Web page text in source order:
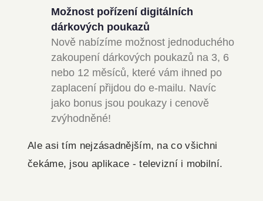
Možnost pořízení digitálních
dárkových poukazů
Nově nabízíme možnost jednoduchého
zakoupení dárkových poukazů na 3, 6
nebo 12 měsíců, které vám ihned po
zaplacení přijdou do e-mailu. Navíc
jako bonus jsou poukazy i cenově
zvýhodněné!
Ale asi tím nejzásadnějším, na co všichni
čekáme, jsou aplikace - televizní i mobilní.